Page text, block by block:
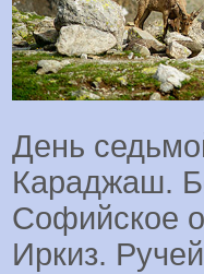
День
Караджаш.
Софийское
Иркиз.